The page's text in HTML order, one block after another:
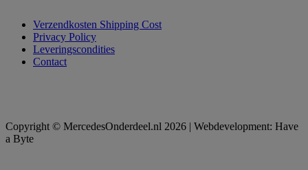
Verzendkosten Shipping Cost
Privacy Policy
Leveringscondities
Contact
Copyright © MercedesOnderdeel.nl 2026 | Webdevelopment: Have
a Byte